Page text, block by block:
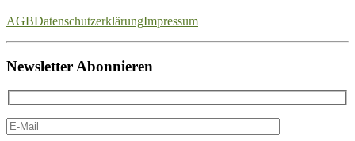
AGBDatenschutzerklärungImpressum
Newsletter Abonnieren